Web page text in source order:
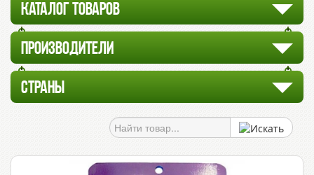
КАТАЛОГ ТОВАРОВ
ПРОИЗВОДИТЕЛИ
СТРАНЫ